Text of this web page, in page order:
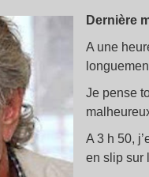
Dernière
A une
Je pense
A 3 h 50,
en slip sur